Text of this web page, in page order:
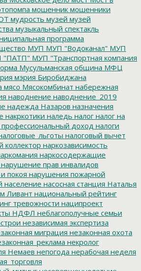
мошенник мошенники
мудрость музей музей
музыкальный спектакль
программа
МУП МУП "Водоканал" МУП
"ПАТП" МУП "Транспортная компания
Мусульманская община МФЦ
мэрия Биробиджана
мясо Мясокомбинат набережная
наводнение наводнение_2019
надежда Назаров назначения
накркотики наледь налог налог на
профессиональный доход налоги
налоговый вычет
коллектор наркозависимость
наркосодержащие
нарушение прав инвалидов
покоя нарушения пожарной
население насосная станция Наталья
Ливант национальный рейтинг
тревожности наципроект
НДФЛ неблагополучные семьи
независимая экспертиза
миграция незаконная охота
некролог
Немаев непогода нерабочая неделя